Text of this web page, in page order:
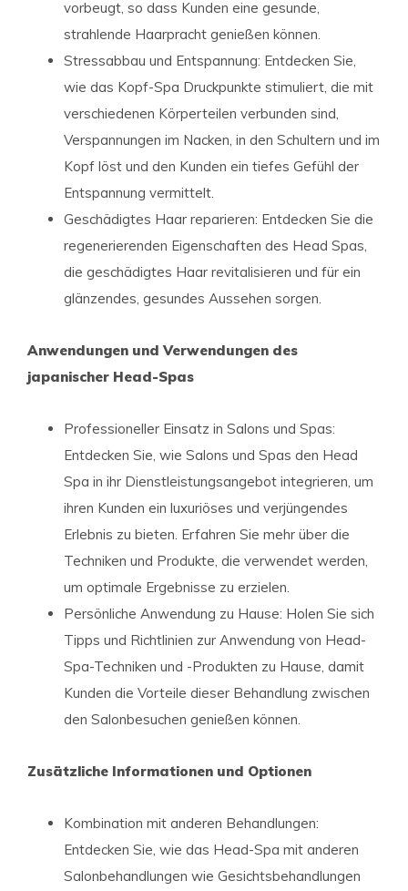
vorbeugt, so dass Kunden eine gesunde,
strahlende Haarpracht genießen können.
Stressabbau und Entspannung: Entdecken Sie,
wie das Kopf-Spa Druckpunkte stimuliert, die mit
verschiedenen Körperteilen verbunden sind,
Verspannungen im Nacken, in den Schultern und im
Kopf löst und den Kunden ein tiefes Gefühl der
Entspannung vermittelt.
Geschädigtes Haar reparieren: Entdecken Sie die
regenerierenden Eigenschaften des Head Spas,
die geschädigtes Haar revitalisieren und für ein
glänzendes, gesundes Aussehen sorgen.
Anwendungen und Verwendungen des
japanischer Head-Spas
Professioneller Einsatz in Salons und Spas:
Entdecken Sie, wie Salons und Spas den Head
Spa in ihr Dienstleistungsangebot integrieren, um
ihren Kunden ein luxuriöses und verjüngendes
Erlebnis zu bieten. Erfahren Sie mehr über die
Techniken und Produkte, die verwendet werden,
um optimale Ergebnisse zu erzielen.
Persönliche Anwendung zu Hause: Holen Sie sich
Tipps und Richtlinien zur Anwendung von Head-
Spa-Techniken und -Produkten zu Hause, damit
Kunden die Vorteile dieser Behandlung zwischen
den Salonbesuchen genießen können.
Zusätzliche Informationen und Optionen
Kombination mit anderen Behandlungen:
Entdecken Sie, wie das Head-Spa mit anderen
Salonbehandlungen wie Gesichtsbehandlungen